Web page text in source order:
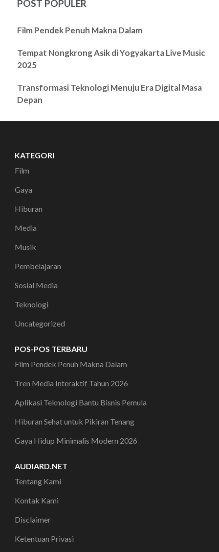
POST POPULER
Film Pendek Penuh Makna Dalam
Tempat Nongkrong Asik di Yogyakarta Live Music
2025
Transformasi Teknologi Menuju Era Digital Masa
Depan
KATEGORI
Film
Gaya
Hiburan
Media
Musik
Pembelajaran
Sosial Media
Teknologi
Uncategorized
POS-POS TERBARU
Film Pendek Penuh Makna Dalam
Tren Media Interaktif Tahun 2026
Aplikasi Teknologi Bantu Bisnis Pemula
Hiburan Sehat untuk Pikiran Tenang
Gaya Hidup Minimalis Modern 2026
AUDIARD.NET
Tentang Kami
Kontak Kami
Disclaimer
Ketentuan Privasi